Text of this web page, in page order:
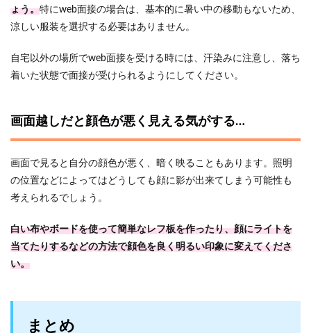
ょう。特にweb面接の場合は、基本的に暑い中の移動もないため、
涼しい服装を選択する必要はありません。
自宅以外の場所でweb面接を受ける時には、汗染みに注意し、落ち
着いた状態で面接が受けられるようにしてください。
画面越しだと顔色が悪く見える気がする…
画面で見ると自分の顔色が悪く、暗く映ることもあります。照明
の位置などによってはどうしても顔に影が出来てしまう可能性も
考えられるでしょう。
白い布やボードを使って簡単なレフ板を作ったり、顔にライトを
当てたりするなどの方法で顔色を良く明るい印象に変えてくださ
い。
まとめ